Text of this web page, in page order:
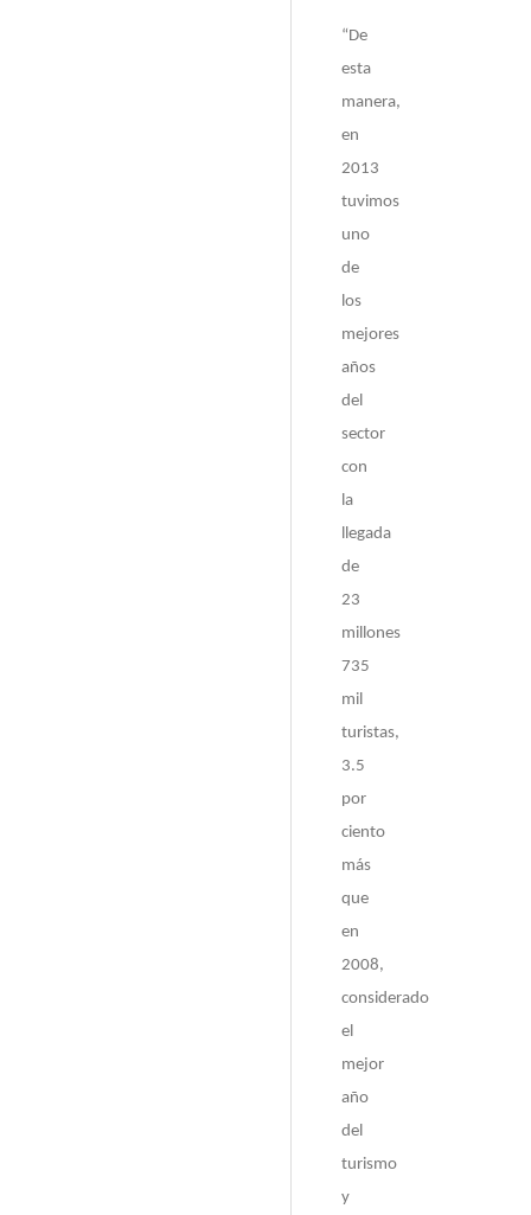
“De
esta
manera,
en
2013
tuvimos
uno
de
los
mejores
años
del
sector
con
la
llegada
de
23
millones
735
mil
turistas,
3.5
por
ciento
más
que
en
2008,
considerado
el
mejor
año
del
turismo
y